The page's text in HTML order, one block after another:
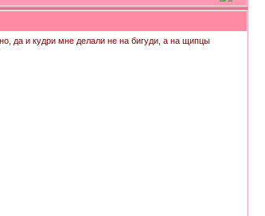
да и кудри мне делали не на бигуди, а на щипцы